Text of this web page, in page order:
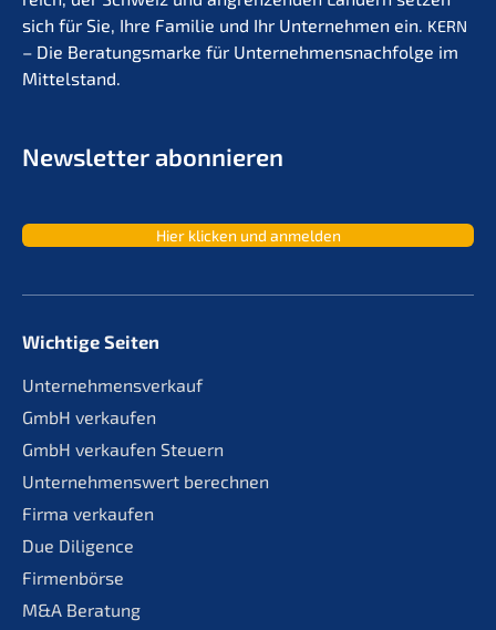
sich für Sie, Ihre Familie und Ihr Unter­neh­men ein. KERN
– Die Beratungs­mar­ke für Unternehmens­nachfolge im
Mittelstand.
Newslet­ter abonnieren
Hier klicken und anmelden
Wichtige Seiten
Unternehmensverkauf
GmbH verkaufen
GmbH verkaufen Steuern
Unternehmenswert berechnen
Firma verkaufen
Due Diligence
Firmenbörse
M&A Beratung